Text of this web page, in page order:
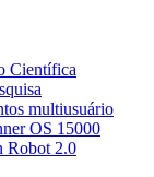
Científica
multiusuário
OS 15000
Robot 2.0